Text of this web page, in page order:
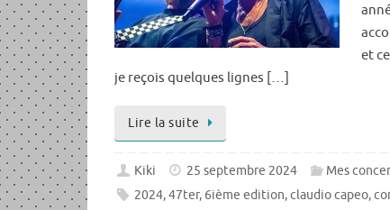
et
je reçois quelques lignes […]
Lire la suite
Kiki 25 septembre 2024 Mes
2024,47ter, 6ième edition,claudio capeo,